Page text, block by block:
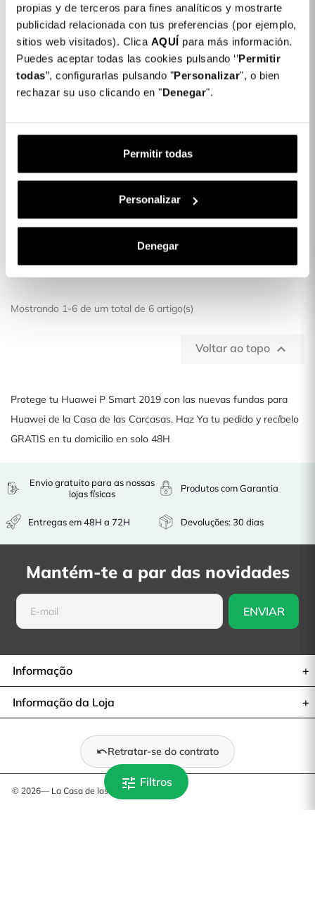
propias y de terceros para fines analíticos y mostrarte
publicidad relacionada con tus preferencias (por ejemplo,
sitios web visitados). Clica AQUÍ para más información.
Puedes aceptar todas las cookies pulsando ‘’Permitir
todas”, configurarlas pulsando "Personalizar", o bien
rechazar su uso clicando en "Denegar".
Permitir todas
Personalizar
Denegar
tune Filtros
Capa Ultra Suave Para
Huawei P Smart 2019
15,00 €
stock
FORA DE STOCK
Protetor De Câmara De
Vidro Para Huawei P
6,99 € Fora de stock
FORA DE STOCK
Mostrando 1-6 de um total de 6 artigo(s)
Voltar ao topo 
Protege tu Huawei P Smart 2019 con las nuevas fundas para
Huawei de la Casa de las Carcasas. Haz Ya tu pedido y recíbelo
GRATIS en tu domicilio en solo 48H
Envio gratuito para as nossas
lojas físicas
Entregas em 48H a 72H
Produtos com Garantia
Devoluções: 30 dias
Mantém-te a par das novidades
Informação
Informação da Loja
Retratar-se do contrato
© 2026— La Casa de las Carcasas